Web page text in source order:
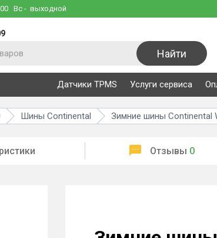
Вс - выходной
Найти
Датчики TPMS Услуги сервиса
Шины Continental Зимние шины Continental
Отзывы 0